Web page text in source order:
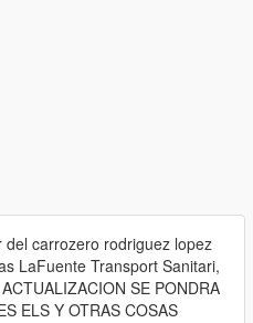
carrozero rodriguez lopez
LaFuente Transport Sanitari,
SE PONDRA
ELS Y OTRAS COSAS